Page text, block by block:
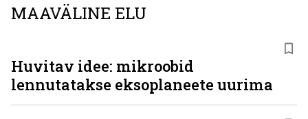
MAAVÄLINE ELU
Huvitav idee: mikroobid
lennutatakse eksoplaneete uurima